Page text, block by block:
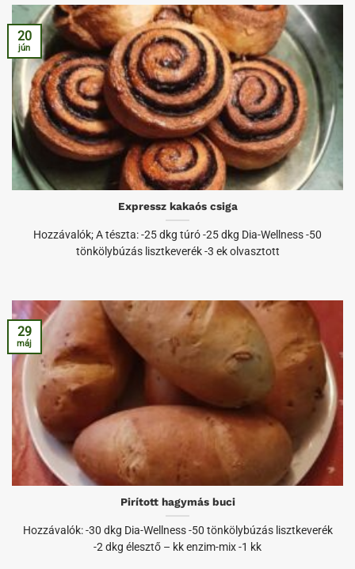
Expressz kakaós csiga
Hozzávalók; A tészta: -25 dkg túró -25 dkg Dia-Wellness -50
tönkölybúzás lisztkeverék -3 ek olvasztott
20
jún
Pirított hagymás buci
Hozzávalók: -30 dkg Dia-Wellness -50 tönkölybúzás lisztkeverék
-2 dkg élesztő – kk enzim-mix -1 kk
29
máj